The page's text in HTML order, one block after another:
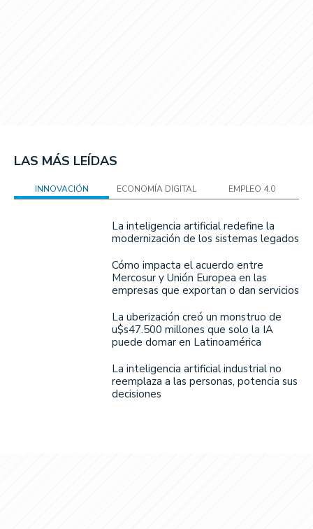
LAS MÁS LEÍDAS
INNOVACIÓN ECONOMÍA DIGITAL EMPLEO 4.0
La inteligencia artificial redefine la
modernización de los sistemas legados
Cómo impacta el acuerdo entre
Mercosur y Unión Europea en las
empresas que exportan o dan servicios
La uberización creó un monstruo de
u$s47.500 millones que solo la IA
puede domar en Latinoamérica
La inteligencia artificial industrial no
reemplaza a las personas, potencia sus
decisiones